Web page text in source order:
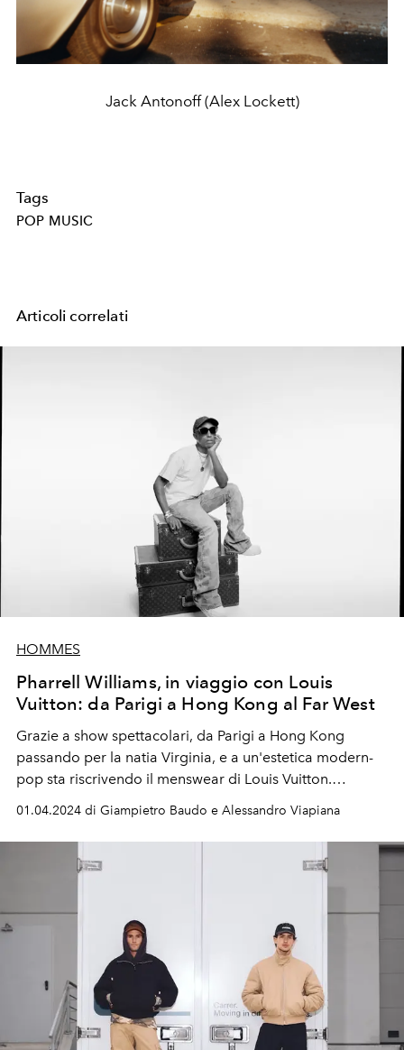
Jack Antonoff (Alex Lockett)
Tags
POP MUSIC
Articoli correlati
HOMMES
Pharrell Williams, in viaggio con Louis
Vuitton: da Parigi a Hong Kong al Far West
Grazie a show spettacolari, da Parigi a Hong Kong
passando per la natia Virginia, e a un'estetica modern-
pop sta riscrivendo il menswear di Louis Vuitton.
«Questo è un marchio di lusso globale con il quale i
viaggiatori si identificano.
Il mio compito è portare la
maison in luoghi diversi per raccontare storie che
rendano unica la nostra comunità. Voglio far apprezzare
condivisione e amore espressa attraverso i vestiti».
01.04.2024 di Giampietro Baudo e Alessandro Viapiana